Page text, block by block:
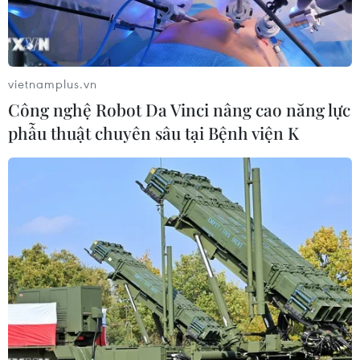
Tòa nhà bị hư hại sau trận động đất ở thành phố General
Santos, Philippines, ngày 8/6/2026. (Ảnh: THX/TTXVN)
Ngày 10/6, giới chức Philippines tiếp tục cập
nhật thiệt hại về người và của sau trận động đất
vietnamplus.vn
Công nghệ Robot Da Vinci nâng cao năng lực
phẫu thuật chuyên sâu tại Bệnh viện K